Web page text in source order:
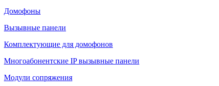
Домофоны
Вызывные панели
Комплектующие для домофонов
Многоабонентские IP вызывные панели
Модули сопряжения